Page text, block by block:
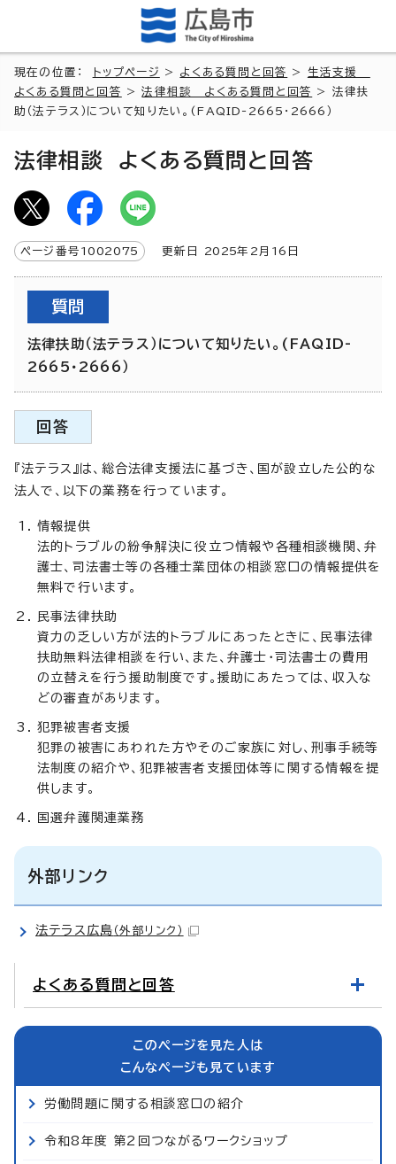
現在の位置： トップページ > よくある質問と回答 > 生活支援
よくある質問と回答
>法律相談 よくある質問と回答
> 法律扶
助（法テラス）について知りたい。(FAQID-2665・2666）
法律相談 よくある質問と回答
ページ番号 1002075 更新日 2025年2月 16 日
質問
法律扶助（法テラス）について知りたい。(FAQID-
2665・2666）
回答
『法テラス』は、総合法律支援法に基づき、国が設立した公的な
法人で、以下の業務を行っています。
情報提供
法的トラブルの紛争解決に役立つ情報や各種相談機関、弁
護士、司法書士等の各種士業団体の相談窓口の情報提供を
無料で行います。
民事法律扶助
資力の乏しい方が法的トラブルにあったときに、民事法律
扶助無料法律相談を行い、また、弁護士・司法書士の費用
の立替えを行う援助制度です。援助にあたっては、収入な
どの審査があります。
犯罪被害者支援
犯罪の被害にあわれた方やそのご家族に対し、刑事手続等
法制度の紹介や、犯罪被害者支援団体等に関する情報を提
供します。
国選弁護関連業務
外部リンク
法テラス広島 （外部リンク）
よくある質問と回答
このページを見た人は
こんなページも見ています
労働問題に関する相談窓口の紹介
令和8年度 第2回つながるワークショップ